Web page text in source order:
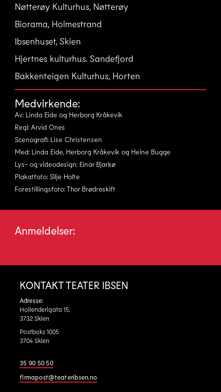
Nøtterøy Kulturhus, Nøtterøy
Biorama, Holmestrand
Ibsenhuset, Skien
Hjertnes kulturhus. Sandefjord
Bakkenteigen Kulturhus, Horten
Medvirkende:
Av: Linda Eide og Herborg Kråkevik
Regi: Arvid Ones
Scenografi: Lise Christensen
Med: Linda Eide, Herborg Kråkevik og Heine Bugge
Lys- og videodesign: Einar Bjarkø
Plakatfoto: Silje Holte
Forestillingsfoto: Thor Brødreskift
Anmeldelser:
KONTAKT TEATER IBSEN
Adresse:
Hollenderigata 15,
3732 Skien
Postboks 1005
3704 Skien
35 90 50 50
firmapost@teateribsen.no